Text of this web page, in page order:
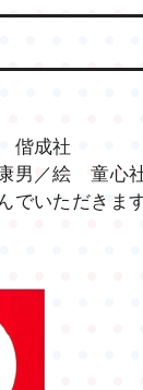
偕成社
男／絵 童心
でいただきます